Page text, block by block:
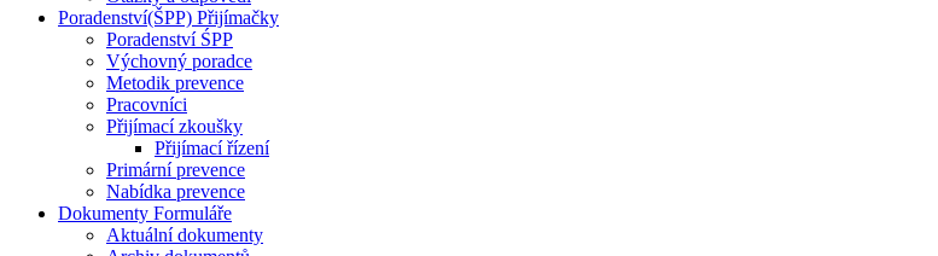
Poradenství(ŠPP) Přijímačky
Poradenství ŚPP
Výchovný poradce
Metodik prevence
Pracovníci
Přijímací zkoušky
Přijímací řízení
Primární prevence
Nabídka prevence
Dokumenty Formuláře
Aktuální dokumenty